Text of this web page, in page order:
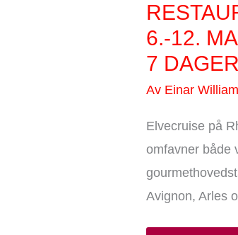
6.-12.
7
Av Einar
Elvecruise på
omfavner både
Avignon, Arles
OG
MIDDAG
PÅ
PAUL
BOCUSE
ABBAYE
DE
COLLONGES
OG
30.
2027
7
DAGER/6
NETTER